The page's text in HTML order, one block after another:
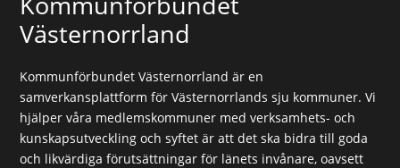
Västernorrland
Kommunförbundet Västernorrland är en
samverkansplattform för Västernorrlands sju kommuner. Vi
hjälper våra medlemskommuner med verksamhets- och
kunskapsutveckling och syftet är att det ska bidra till goda
och likvärdiga förutsättningar för länets invånare, oavsett